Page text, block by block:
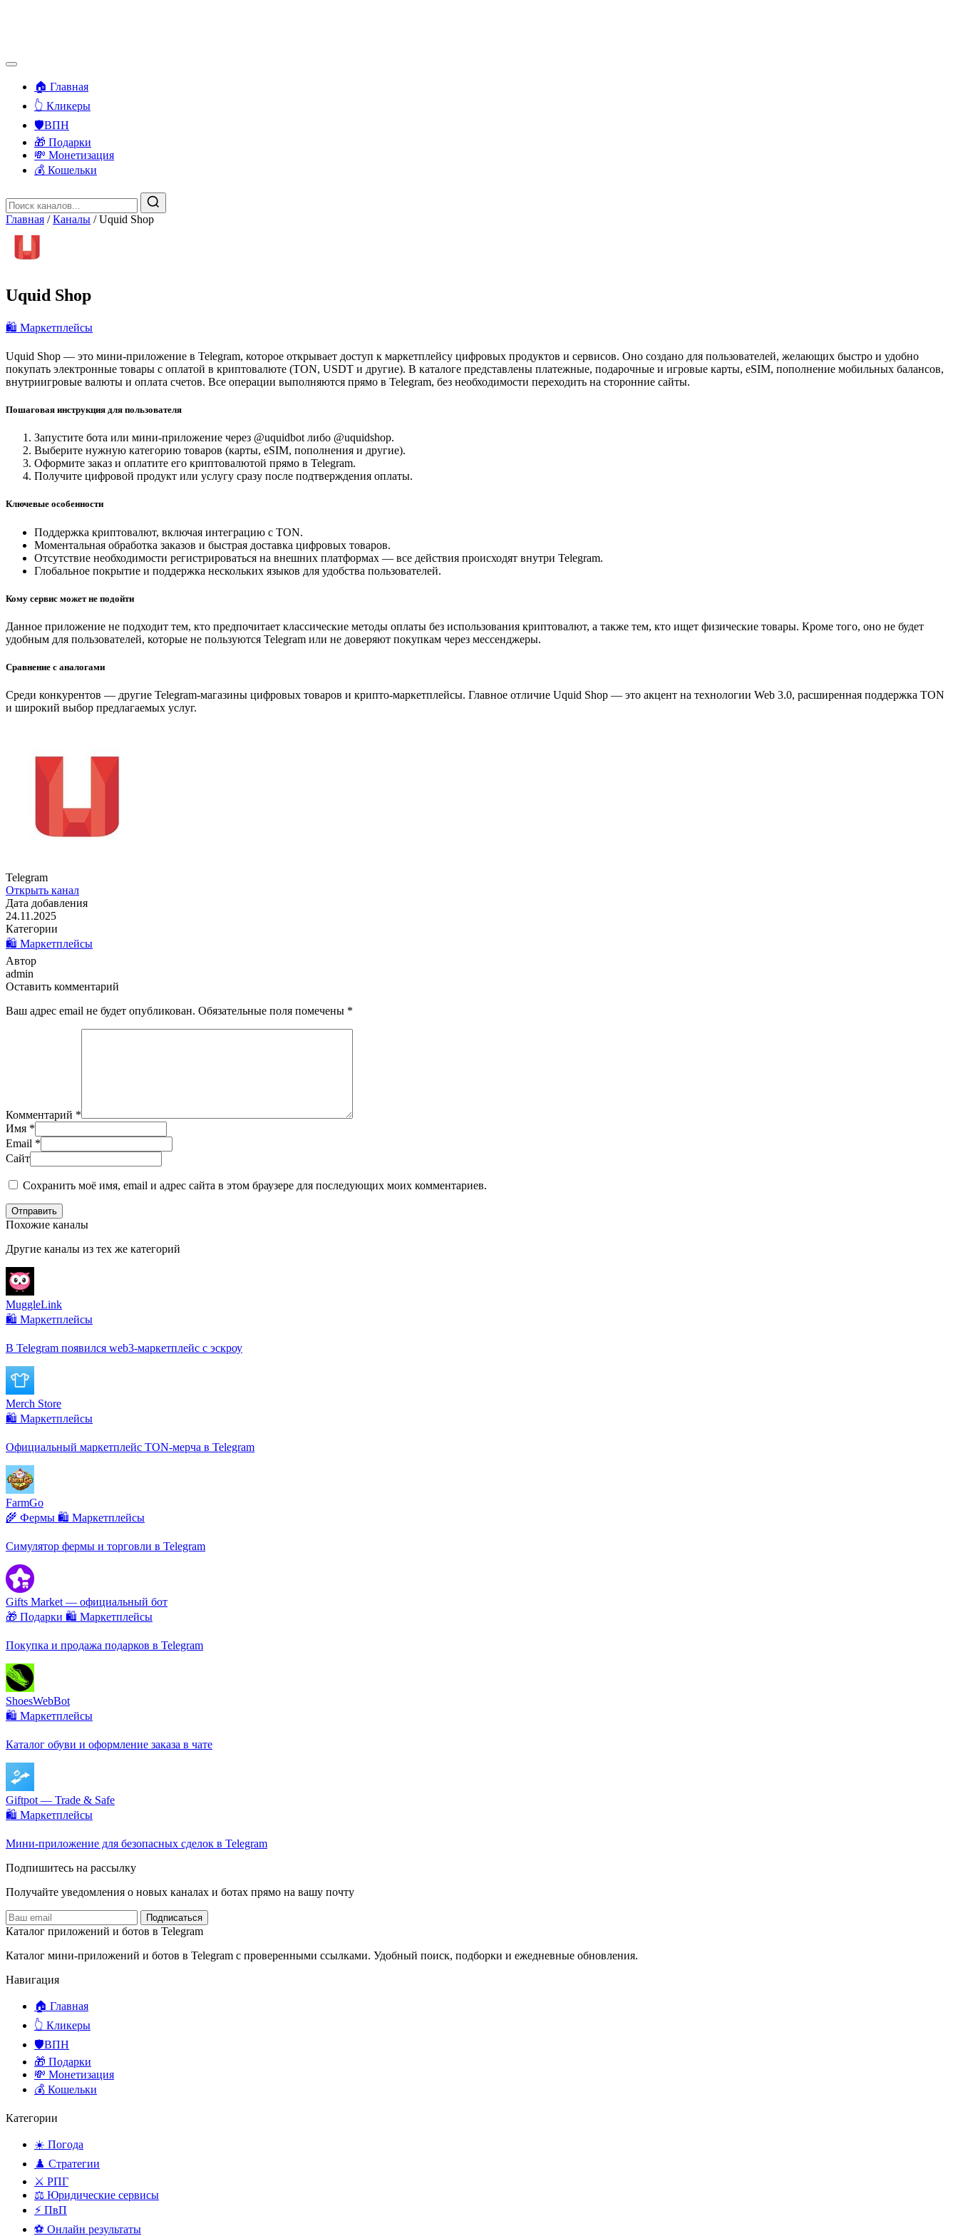
🏠 Главная
👆 Кликеры
🛡️ВПН
🎁 Подарки
💸 Монетизация
💰 Кошельки
Главная / Каналы / Uquid Shop
Uquid Shop
🛍️ Маркетплейсы
Uquid Shop — это мини-приложение в Telegram, которое открывает доступ к маркетплейсу цифровых продуктов и сервисов. Оно создано для пользователей, желающих быстро и удобно
покупать электронные товары с оплатой в криптовалюте (TON, USDT и другие). В каталоге представлены платежные, подарочные и игровые карты, eSIM, пополнение мобильных балансов,
внутриигровые валюты и оплата счетов. Все операции выполняются прямо в Telegram, без необходимости переходить на сторонние сайты.
Пошаговая инструкция для пользователя
Запустите бота или мини-приложение через @uquidbot либо @uquidshop.
Выберите нужную категорию товаров (карты, eSIM, пополнения и другие).
Оформите заказ и оплатите его криптовалютой прямо в Telegram.
Получите цифровой продукт или услугу сразу после подтверждения оплаты.
Ключевые особенности
Поддержка криптовалют, включая интеграцию с TON.
Моментальная обработка заказов и быстрая доставка цифровых товаров.
Отсутствие необходимости регистрироваться на внешних платформах — все действия происходят внутри Telegram.
Глобальное покрытие и поддержка нескольких языков для удобства пользователей.
Кому сервис может не подойти
Данное приложение не подходит тем, кто предпочитает классические методы оплаты без использования криптовалют, а также тем, кто ищет физические товары. Кроме того, оно не будет
удобным для пользователей, которые не пользуются Telegram или не доверяют покупкам через мессенджеры.
Сравнение с аналогами
Среди конкурентов — другие Telegram-магазины цифровых товаров и крипто-маркетплейсы. Главное отличие Uquid Shop — это акцент на технологии Web 3.0, расширенная поддержка TON
и широкий выбор предлагаемых услуг.
Telegram
Открыть канал
Дата добавления
24.11.2025
Категории
🛍️ Маркетплейсы
Автор
admin
Оставить комментарий
Ваш адрес email не будет опубликован. Обязательные поля помечены *
Комментарий *
Имя *
Email *
Сайт
Сохранить моё имя, email и адрес сайта в этом браузере для последующих моих комментариев.
Отправить
Похожие каналы
Другие каналы из тех же категорий
MuggleLink
🛍️ Маркетплейсы
В Telegram появился web3-маркетплейс с эскроу
Merch Store
🛍️ Маркетплейсы
Официальный маркетплейс TON-мерча в Telegram
FarmGo
🌾 Фермы 🛍️ Маркетплейсы
Симулятор фермы и торговли в Telegram
Gifts Market — официальный бот
🎁 Подарки 🛍️ Маркетплейсы
Покупка и продажа подарков в Telegram
ShoesWebBot
🛍️ Маркетплейсы
Каталог обуви и оформление заказа в чате
Giftpot — Trade & Safe
🛍️ Маркетплейсы
Мини-приложение для безопасных сделок в Telegram
Подпишитесь на рассылку
Получайте уведомления о новых каналах и ботаx прямо на вашу почту
Подписаться
Каталог приложений и ботов в Telegram
Каталог мини-приложений и ботов в Telegram с проверенными ссылками. Удобный поиск, подборки и ежедневные обновления.
Навигация
🏠 Главная
👆 Кликеры
🛡️ВПН
🎁 Подарки
💸 Монетизация
💰 Кошельки
Категории
☀️ Погода
♟️ Стратегии
⚔️ РПГ
⚖️ Юридические сервисы
⚡ ПвП
⚽ Онлайн результаты